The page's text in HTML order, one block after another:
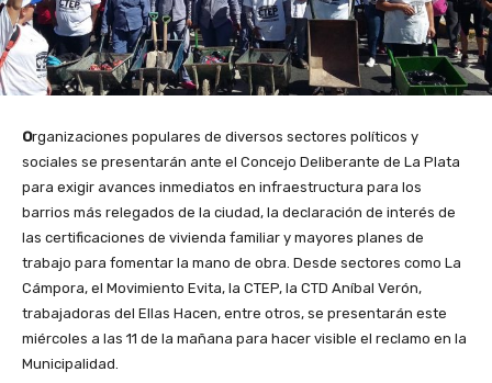
Organizaciones populares de diversos sectores políticos y
sociales se presentarán ante el Concejo Deliberante de La Plata
para exigir avances inmediatos en infraestructura para los
barrios más relegados de la ciudad, la declaración de interés de
las certificaciones de vivienda familiar y mayores planes de
trabajo para fomentar la mano de obra. Desde sectores como La
Cámpora, el Movimiento Evita, la CTEP, la CTD Aníbal Verón,
trabajadoras del Ellas Hacen, entre otros, se presentarán este
miércoles a las 11 de la mañana para hacer visible el reclamo en la
Municipalidad.